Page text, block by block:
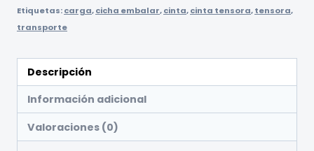
Etiquetas:carga,cicha embalar,cinta,cinta tensora,tensora,
transporte
Descripción
Información adicional
Valoraciones (0)